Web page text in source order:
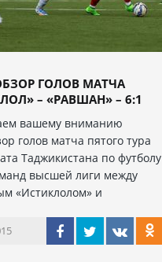
ГОЛОВ МАТЧА
– «РАВШАН» – 6:1
вашему вниманию
голов матча пятого тура
Таджикистана по футболу
высшей лиги между
«Истиклолом» и